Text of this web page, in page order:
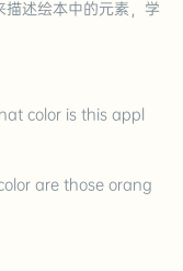
述绘本中的元素，学
color is this appl
are those orang